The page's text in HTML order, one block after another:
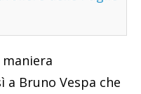
Bruno Vespa che